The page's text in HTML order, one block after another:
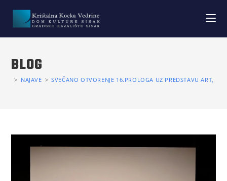
BLOG
> NAJAVE > SVEČANO OTVORENJE 16.PROLOGA UZ PREDSTAVU ART,